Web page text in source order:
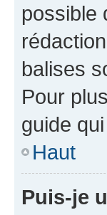
possible
balises
Pour
guide
Haut
Puis-je